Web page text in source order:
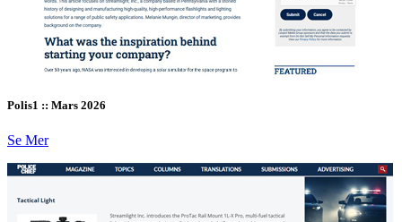
Polis1 :: Mars 2026
Se Mer